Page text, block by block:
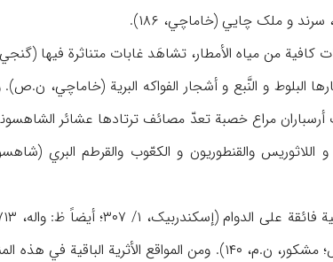
البلوط و النَّبع و أشجار الفواکه البریة (خاماچي،
فإنه توجد في مرتفعات أرسباران مراع خصبة تعدّ مصائف ترتادها
بابک الخرمي و حروبه ضد الخلیفة العباسي المعتصم في هذه المنطقة (نفیسي، ن.ص؛ مشکور، ن.م، ۱۴۰). ومن